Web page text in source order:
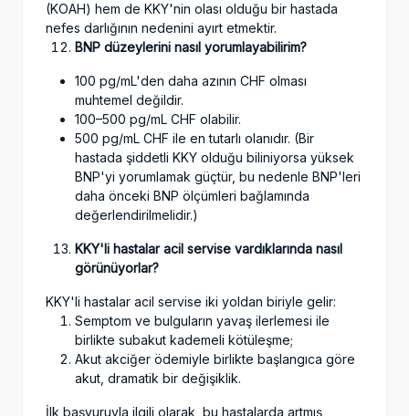
(KOAH) hem de KKY'nin olası olduğu bir hastada
nefes darlığının nedenini ayırt etmektir.
BNP düzeylerini nasıl yorumlayabilirim?
100 pg/mL'den daha azının CHF olması
muhtemel değildir.
100–500 pg/mL CHF olabilir.
500 pg/mL CHF ile en tutarlı olanıdır. (Bir
hastada şiddetli KKY olduğu biliniyorsa yüksek
BNP'yi yorumlamak güçtür, bu nedenle BNP'leri
daha önceki BNP ölçümleri bağlamında
değerlendirilmelidir.)
KKY'li hastalar acil servise vardıklarında nasıl
görünüyorlar?
KKY'li hastalar acil servise iki yoldan biriyle gelir:
Semptom ve bulguların yavaş ilerlemesi ile
birlikte subakut kademeli kötüleşme;
Akut akciğer ödemiyle birlikte başlangıca göre
akut, dramatik bir değişiklik.
İlk başvuruyla ilgili olarak, bu hastalarda artmış